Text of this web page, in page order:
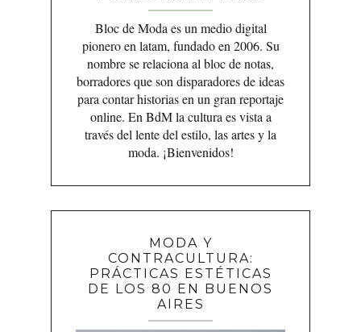
Bloc de Moda es un medio digital
pionero en latam, fundado en 2006. Su
nombre se relaciona al bloc de notas,
borradores que son disparadores de ideas
para contar historias en un gran reportaje
online. En BdM la cultura es vista a
través del lente del estilo, las artes y la
moda. ¡Bienvenidos!
MODA Y
CONTRACULTURA:
PRÁCTICAS ESTÉTICAS
DE LOS 80 EN BUENOS
AIRES